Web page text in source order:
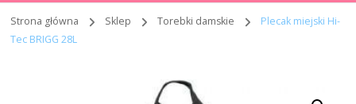
Strona główna Sklep Torebki damskie
Plecak miejski Hi-
Tec BRIGG 28L